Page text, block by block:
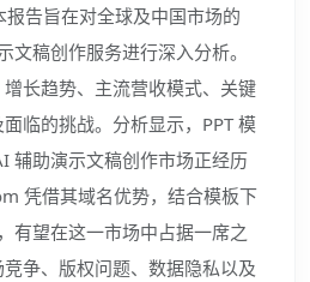
告旨在对全球及中国市场的
文稿创作服务进行深入分析。
长趋势、主流营收模式、关键
临的挑战。分析显示，PPT 模
辅助演示文稿创作市场正经历
凭借其域名优势，结合模板下
有望在这一市场中占据一席之
争、版权问题、数据隐私以及